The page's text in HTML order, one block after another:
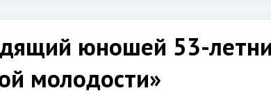
юношей 53-
молодости»